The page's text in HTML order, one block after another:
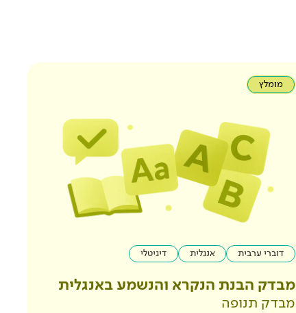
מומלץ
דוברי ערבית אנגלית דיגיטלי
מבדק הבנת הנקרא והנשמע באנגלית
מבדק תנופה